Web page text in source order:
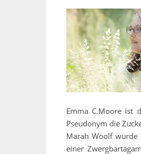
Emma C.Moore ist
Pseudonym die
Marah Woolf wurde
einer